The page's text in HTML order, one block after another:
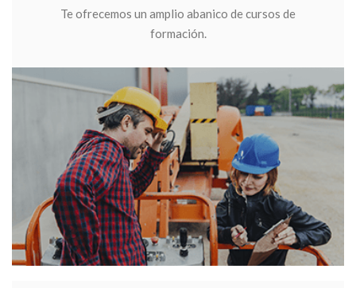
Te ofrecemos un amplio abanico de cursos de
formación.